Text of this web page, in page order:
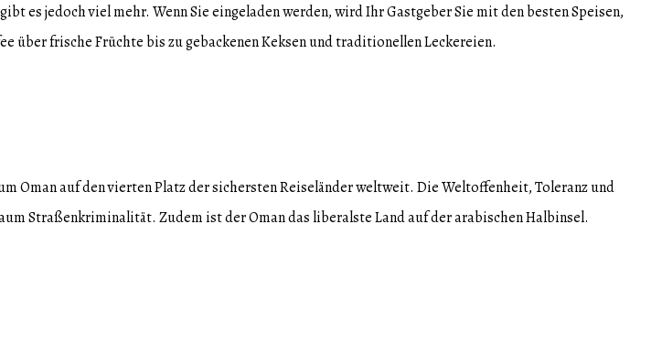
es jedoch viel mehr. Wenn Sie eingeladen werden, wird Ihr Gastgeber Sie mit den besten Speisen,
über frische Früchte bis zu gebackenen Keksen und traditionellen Leckereien.
Oman auf den vierten Platz der sichersten Reiseländer weltweit. Die Weltoffenheit, Toleranz und
Straßenkriminalität. Zudem ist der Oman das liberalste Land auf der arabischen Halbinsel.